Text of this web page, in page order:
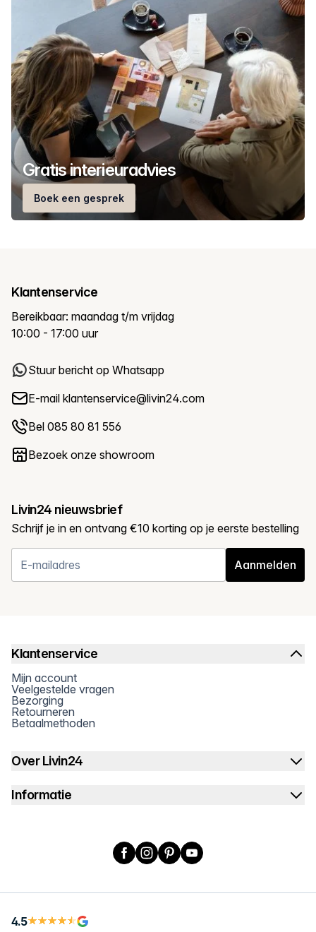
Gratis interieuradvies
Boek een gesprek
Klantenservice
Bereikbaar: maandag t/m vrijdag
10:00 - 17:00 uur
Stuur bericht op Whatsapp
E-mail klantenservice@livin24.com
Bel 085 80 81 556
Bezoek onze showroom
Livin24 nieuwsbrief
Schrijf je in en ontvang €10 korting op je eerste bestelling
Aanmelden
Klantenservice
Mijn account
Veelgestelde vragen
Bezorging
Retourneren
Betaalmethoden
Over Livin24
Informatie
Facebook
Instagram
PinterestYouTube
4.5